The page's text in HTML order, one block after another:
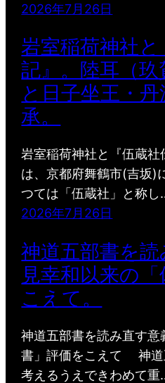
2026年7月26日
岩室稲荷神社
記』。陸耳（玖
と日子坐王・
承。
岩室稲荷神社と『伍蔵
は、京都府舞鶴市(吉坂)
つては「伍蔵社」と称
2026年7月26日
神道五部書を
見幸和以来の
こえて。
神道五部書を読み直す
書」評価をこえて 神道
考えるうえできわめて